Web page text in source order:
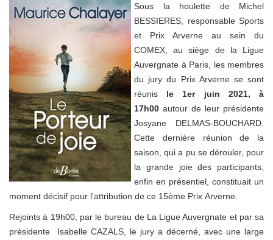
Sous la houlette de Michel
BESSIERES, responsable Sports
et Prix Arverne au sein du
COMEX, au siège de la Ligue
Auvergnate à Paris, les membres
du jury du Prix Arverne se sont
réunis le 1er juin 2021, à
17h00 autour de leur présidente
Josyane DELMAS-BOUCHARD.
Cette dernière réunion de la
saison , qui a pu se dérouler, pour
la grande joie des participants,
enfin en présentiel, constituait un
moment décisif pour l'attribution de ce 15ème Prix Arverne.
Rejointsà 19h00, par le bureau de La Ligue Auvergnate et par sa
présidente Isabelle CAZALS, le jury a décerné, avec une large